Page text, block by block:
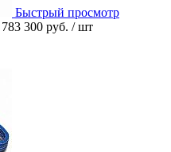
Быстрый просмотр
783 300 руб. / шт